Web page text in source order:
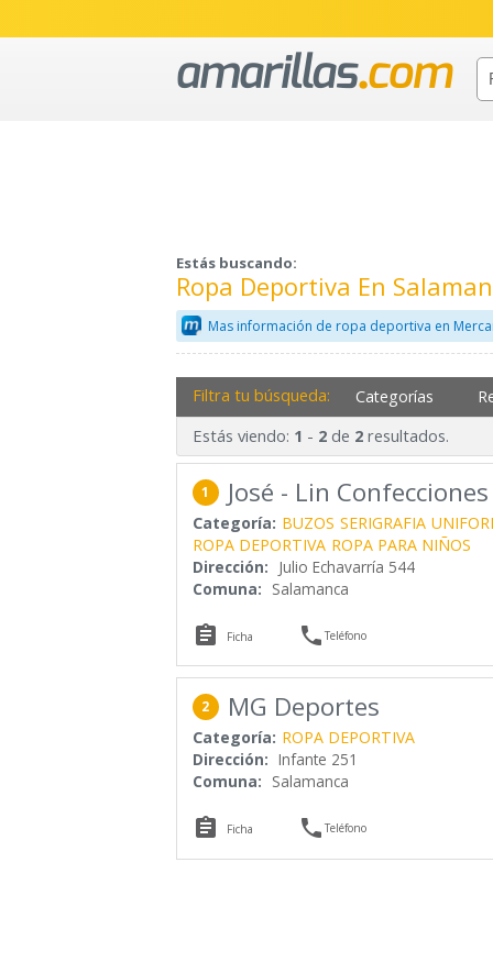
Estás buscando:
Ropa Deportiva En
Mas información de ropa deportiva en
Filtra tu búsqueda: Categorías
Estás viendo: 1 - 2de 2resultados.
1 José - Lin Confecciones
Categoría: BUZOS SERIGRAFIA
ROPA DEPORTIVA ROPA PARA NIÑOS
Dirección: Julio Echavarría 544
Comuna: Salamanca
 Ficha Teléfono
2 MG Deportes
Categoría: ROPA DEPORTIVA
Dirección: Infante 251
Comuna: Salamanca
 Ficha Teléfono